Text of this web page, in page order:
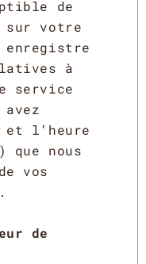
de
sur votre
à
service
l’heure
que nous
vos
de